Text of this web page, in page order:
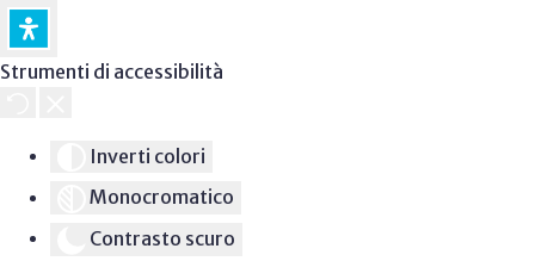
Strumenti di accessibilità
Inverti colori
Monocromatico
Contrasto scuro